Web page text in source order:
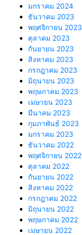
มกราคม 2024
ธันวาคม 2023
พฤศจิกายน 2023
ตุลาคม 2023
กันยายน 2023
สิงหาคม 2023
กรกฎาคม 2023
มิถุนายน 2023
พฤษภาคม 2023
เมษายน 2023
มีนาคม 2023
กุมภาพันธ์ 2023
มกราคม 2023
ธันวาคม 2022
พฤศจิกายน 2022
ตุลาคม 2022
กันยายน 2022
สิงหาคม 2022
กรกฎาคม 2022
มิถุนายน 2022
พฤษภาคม 2022
เมษายน 2022